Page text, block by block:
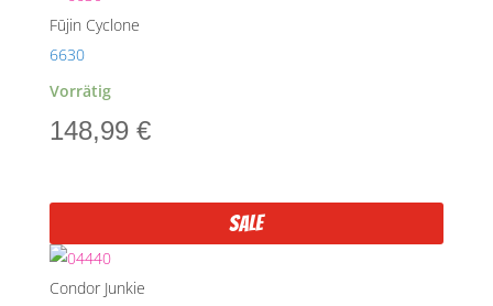
Fūjin Cyclone
6630
Vorrätig
148,99 €
Sale
Condor Junkie